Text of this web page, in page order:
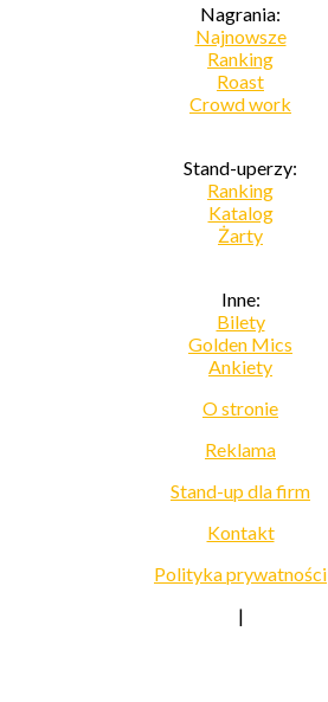
Nagrania:
Najnowsze
Ranking
Roast
Crowd work
Stand-uperzy:
Ranking
Katalog
Żarty
Inne:
Bilety
Golden Mics
Ankiety
O stronie
Reklama
Stand-up dla firm
Kontakt
Polityka prywatności
|